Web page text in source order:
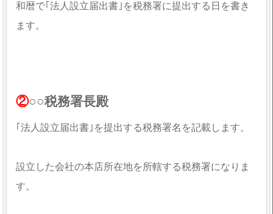
和暦で｢法人設立届出書｣を税務署に提出する日を書き
ます。
②○○税務署長殿
｢法人設立届出書｣を提出する税務署名を記載します。
設立した会社の本店所在地を所轄する税務署になりま
す。